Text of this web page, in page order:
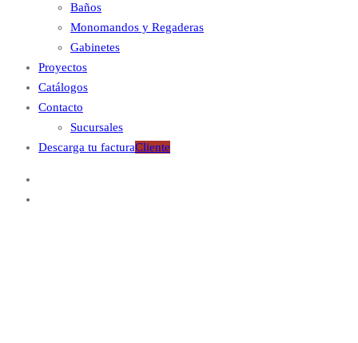
Baños
Monomandos y Regaderas
Gabinetes
Proyectos
Catálogos
Contacto
Sucursales
Descarga tu facturaCliente